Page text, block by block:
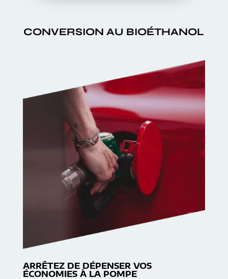
CONVERSION AU BIOÉTHANOL
ARRÊTEZ DE DÉPENSER VOS
ÉCONOMIES À LA POMPE